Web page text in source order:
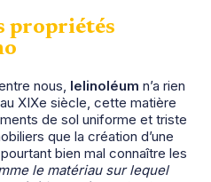
propriétés
nous, lelinoléum n’a rien
XIXe siècle, cette matière
de sol uniforme et triste
que la création d’une
bien mal connaître les
le matériau sur lequel